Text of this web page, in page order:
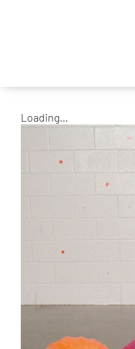
Loading...